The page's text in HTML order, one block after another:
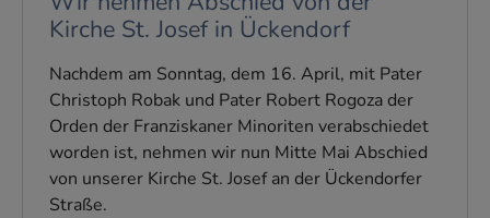
Kirche St. Josef in Ückendorf
Nachdem am Sonntag, dem 16. April, mit Pater
Christoph Robak und Pater Robert Rogoza der
Orden der Franziskaner Minoriten verabschiedet
worden ist, nehmen wir nun Mitte Mai Abschied
von unserer Kirche St. Josef an der Ückendorfer
Straße.